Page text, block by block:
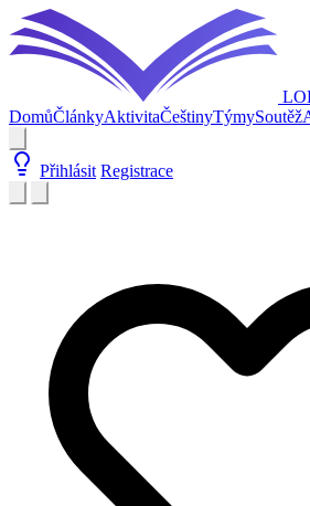
DomůČlánkyAktivitaČeštinyTýmySoutěž
Přihlásit Registrace